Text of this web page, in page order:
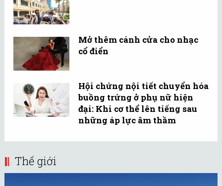
Mở thêm cánh cửa cho nhạc
cổ điển
Hội chứng nội tiết chuyển hóa
buồng trứng ở phụ nữ hiện
đại: Khi cơ thể lên tiếng sau
những áp lực âm thầm
Thế giới